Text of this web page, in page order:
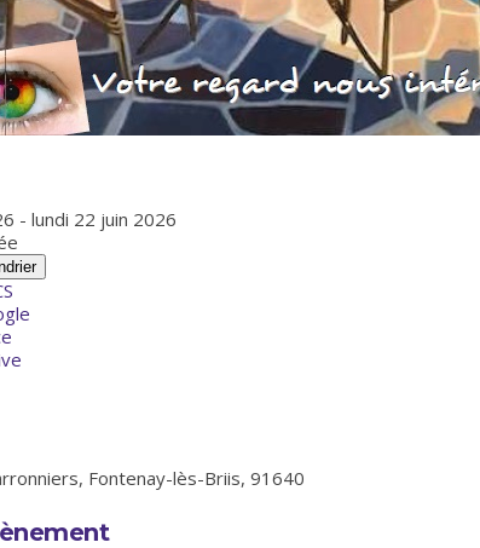
- lundi 22 juin 2026
Fontenay-lès-Briis, 91640